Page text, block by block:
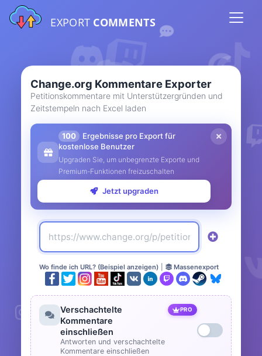
EXPORT COMMENTS
Change.org Kommentare Exporter
Petitionskommentare mit Unterstützergründen und
Zeitstempeln nach Excel laden
100
Ergebnisse pro Export für
kostenlose Benutzer
Upgraden Sie, um unbegrenzte Exporte und
Premium-Funktionen freizuschalten
Jetzt upgraden
Wo finde ich URL? (Beispiel anzeigen) Massenexport
Verschachtelte
Kommentare
einschließen
PRO
Antworten und verschachtelte
Kommentare einschließen